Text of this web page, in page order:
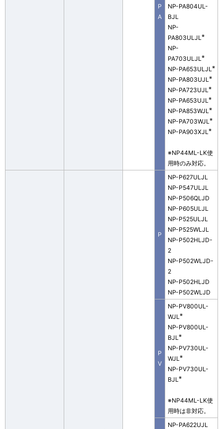
P
A
NP-PA804UL-
BJL
NP-
PA803ULJL※
NP-
PA703ULJL※
NP-PA653ULJL※
NP-PA803UJL※
NP-PA723UJL※
NP-PA653UJL※
NP-PA853WJL※
NP-PA703WJL※
NP-PA903XJL※
※NP44ML-LK使
用時のみ対応。
P
NP-P627ULJL
NP-P547ULJL
NP-P506QLJD
NP-P605ULJL
NP-P525ULJL
NP-P525WLJL
NP-P502HLJD-
2
NP-P502WLJD-
2
NP-P502HLJD
NP-P502WLJD
P
V
NP-PV800UL-
WJL※
NP-PV800UL-
BJL※
NP-PV730UL-
WJL※
NP-PV730UL-
BJL※
※NP44ML-LK使
用時は非対応。
NP-PA622UJL